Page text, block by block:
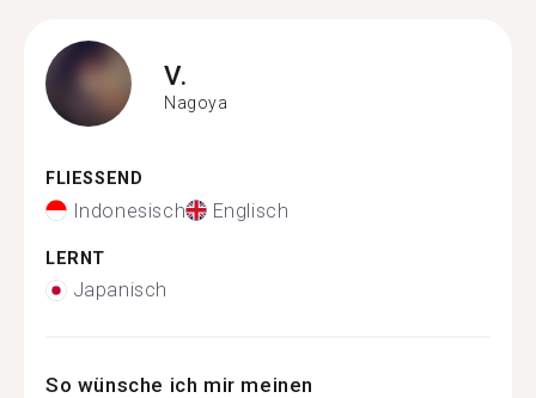
V.
Nagoya
FLIESSEND
Indonesisch Englisch
LERNT
Japanisch
So wünsche ich mir meinen